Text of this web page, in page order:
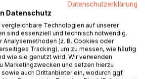
vec put ka mentalnoj jasnoci i
umom.
Mentalna inteligencija objedinjuje
NLPa, hipnoze i licnog razvoja u
sopstvenog uma i kreiranje
Datenschutzerklärung
Datenschutz
Technologien auf unserer
sind essenziell und technisch notwendig.
Analysemethoden (z. B. Cookies oder
Tracking), um zu messen, wie häufig
wie sie genutzt wird. Wir verwenden
Marketingzwecken und setzen hierzu
auch Drittanbieter ein, wodurch ggf.